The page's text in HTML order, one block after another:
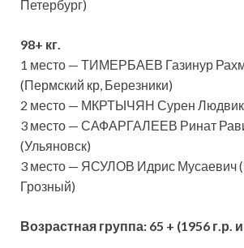
Петербург)
98+ кг.
1 место — ТИМЕРБАЕВ Газинур
(Пермский кр, Березники)
2 место — МКРТЫЧЯН Сурен
3 место — САФАРГАЛЕЕВ Ринат
(Ульяновск)
3 место — ЯСУЛОВ Идрис Мусаевич
Грозный)
Возрастная группа: 65 + (1956 г.р.